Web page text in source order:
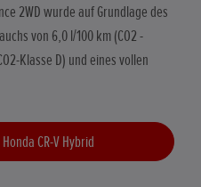
2WD wurde auf Grundlage des
von 6,0 l/100 km (CO2 -
Klasse D) und eines vollen
CR-V Hybrid